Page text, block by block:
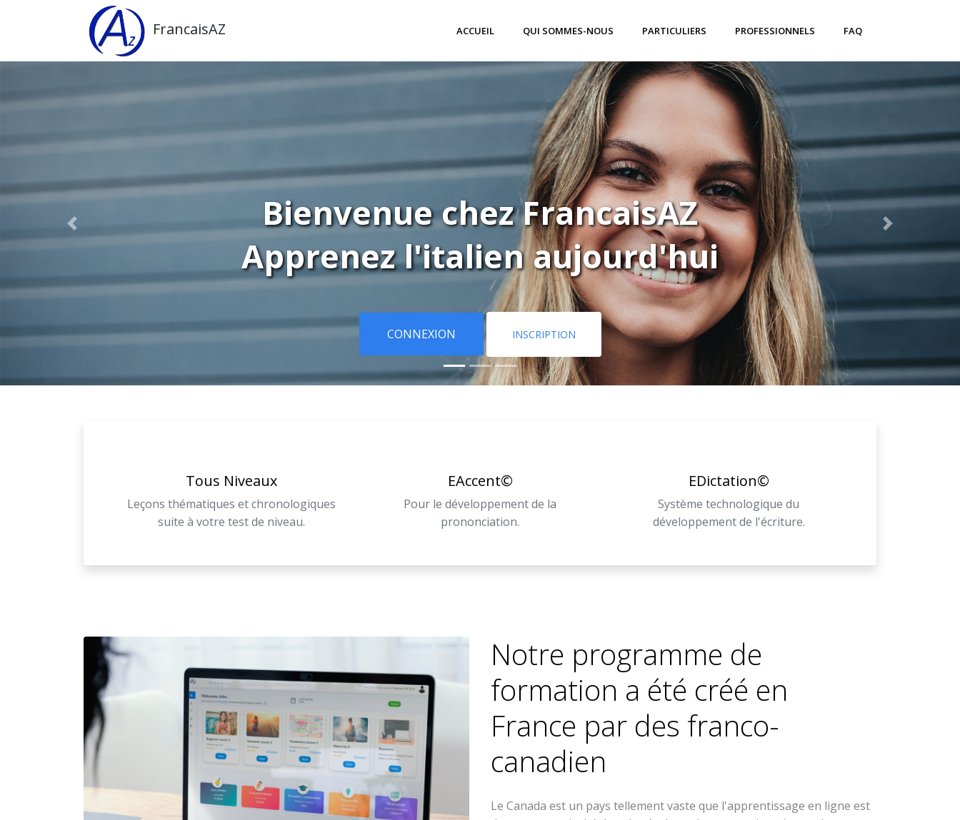
FrancaisAZ ACCUEIL QUI SOMMES-NOUS PARTICULIERS PROFESSIONNELS FAQ
Bienvenue chez FrancaisAZ
Apprenez l'italien aujourd'hui
CONNEXION INSCRIPTION
Tous Niveaux
Leçons thématiques et chronologiques
suite à votre test de niveau.
EAccent©
Pour le développement de la
prononciation.
EDictation©
Système technologique du
développement de l'écriture.
Notre programme de
formation a été créé en
France par des franco-
canadien
Le Canada est un pays tellement vaste que l'apprentissage en ligne est